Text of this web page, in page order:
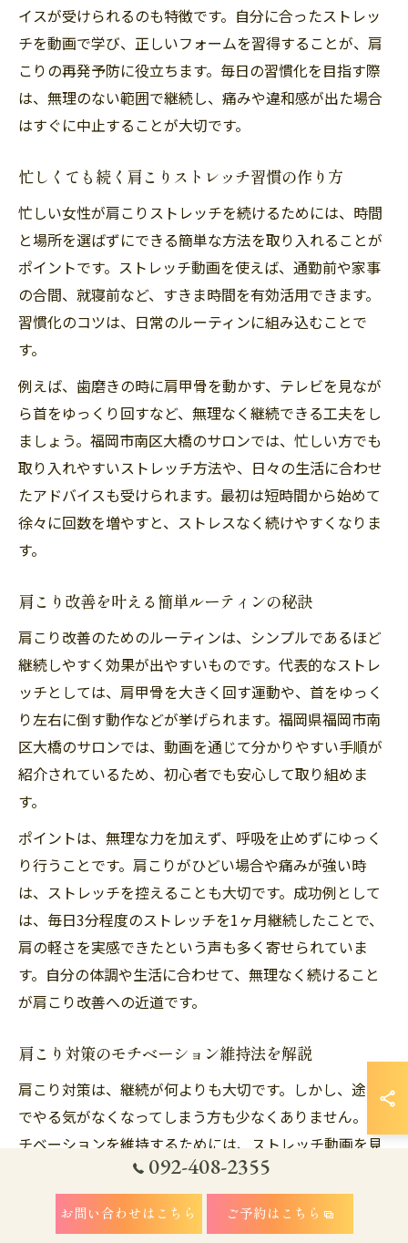
イスが受けられるのも特徴です。自分に合ったストレッ
チを動画で学び、正しいフォームを習得することが、肩
こりの再発予防に役立ちます。毎日の習慣化を目指す際
は、無理のない範囲で継続し、痛みや違和感が出た場合
はすぐに中止することが大切です。
忙しくても続く肩こりストレッチ習慣の作り方
忙しい女性が肩こりストレッチを続けるためには、時間
と場所を選ばずにできる簡単な方法を取り入れることが
ポイントです。ストレッチ動画を使えば、通勤前や家事
の合間、就寝前など、すきま時間を有効活用できます。
習慣化のコツは、日常のルーティンに組み込むことで
す。
例えば、歯磨きの時に肩甲骨を動かす、テレビを見なが
ら首をゆっくり回すなど、無理なく継続できる工夫をし
ましょう。福岡市南区大橋のサロンでは、忙しい方でも
取り入れやすいストレッチ方法や、日々の生活に合わせ
たアドバイスも受けられます。最初は短時間から始めて
徐々に回数を増やすと、ストレスなく続けやすくなりま
す。
肩こり改善を叶える簡単ルーティンの秘訣
肩こり改善のためのルーティンは、シンプルであるほど
継続しやすく効果が出やすいものです。代表的なストレ
ッチとしては、肩甲骨を大きく回す運動や、首をゆっく
り左右に倒す動作などが挙げられます。福岡県福岡市南
区大橋のサロンでは、動画を通じて分かりやすい手順が
紹介されているため、初心者でも安心して取り組めま
す。
ポイントは、無理な力を加えず、呼吸を止めずにゆっく
り行うことです。肩こりがひどい場合や痛みが強い時
は、ストレッチを控えることも大切です。成功例として
は、毎日3分程度のストレッチを1ヶ月継続したことで、
肩の軽さを実感できたという声も多く寄せられていま
す。自分の体調や生活に合わせて、無理なく続けること
が肩こり改善への近道です。
肩こり対策のモチベーション維持法を解説
肩こり対策は、継続が何よりも大切です。しかし、途中
でやる気がなくなってしまう方も少なくありません。モ
チベーションを維持するためには、ストレッチ動画を見
ながら一緒に行う、家族や友人と励まし合う、成果を記
録して小さな変化を実感するなど、楽しみながら取り組
む工夫が必要です。
092-408-2355
お問い合わせはこちら ご予約はこちら